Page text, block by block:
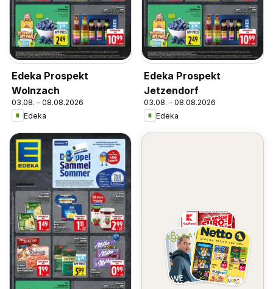
Edeka Prospekt
Wolnzach
03.08. - 08.08.2026
Edeka
Edeka Prospekt
Jetzendorf
03.08. - 08.08.2026
Edeka